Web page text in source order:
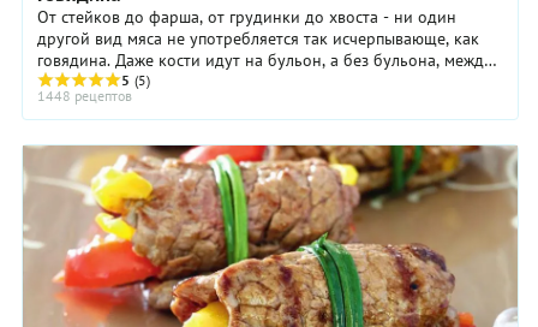
От стейков до фарша, от грудинки до хвоста - ни один
другой вид мяса не употребляется так исчерпывающе, как
говядина. Даже кости идут на бульон, а без бульона, между
прочим, никакой кулинарии вообще ...
5 (5)
1448 рецептов